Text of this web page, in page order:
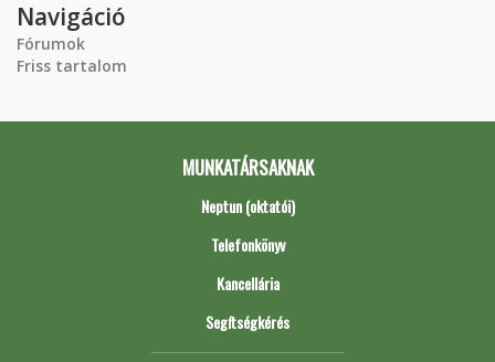
Navigáció
Fórumok
Friss tartalom
MUNKATÁRSAKNAK
Neptun (oktatói)
Telefonkönyv
Kancellária
Segítségkérés